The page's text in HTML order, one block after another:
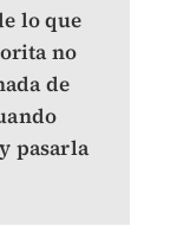
lo que
no
de
pasarla